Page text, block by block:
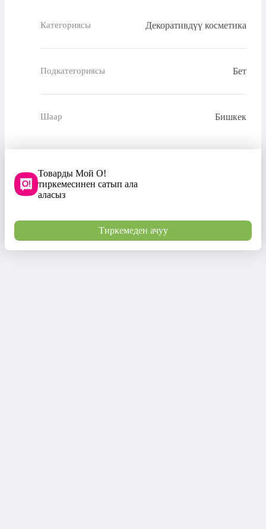
Категориясы Декоративдүү косметика
Подкатегориясы Бет
Шаар Бишкек
Товарды Мой О!
тиркемесинен сатып ала
аласыз
Тиркемеден ачуу